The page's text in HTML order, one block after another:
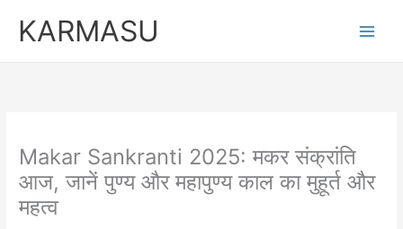
KARMASU
Makar Sankranti 2025: मकर संक्रांति
आज, जानें पुण्य और महापुण्य काल का मुहूर्त और
महत्व